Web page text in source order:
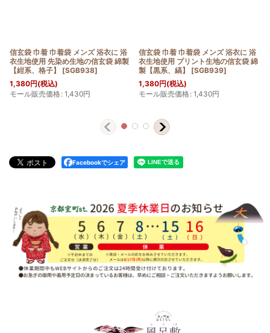
信玄袋 巾着 巾着袋 メンズ 浴衣に 浴
衣生地使用 先染め生地の信玄袋 綿製
【紺系、格子】
[SGB938]
1,380円(税込)
モール販売価格: 1,430円
信玄袋 巾着 巾着袋 メンズ 浴衣に 浴
衣生地使用 プリント生地の信玄袋 綿
製【黒系、縞】
[SGB939]
1,380円(税込)
モール販売価格: 1,430円
Facebookでシェア